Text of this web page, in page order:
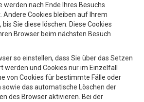
werden nach Ende Ihres Besuchs
Cookies bleiben auf Ihrem
Sie diese löschen. Diese Cookies
Browser beim nächsten Besuch
so einstellen, dass Sie über das Setzen
werden und Cookies nur im Einzelfall
von Cookies für bestimmte Fälle oder
das automatische Löschen der
des Browser aktivieren. Bei der